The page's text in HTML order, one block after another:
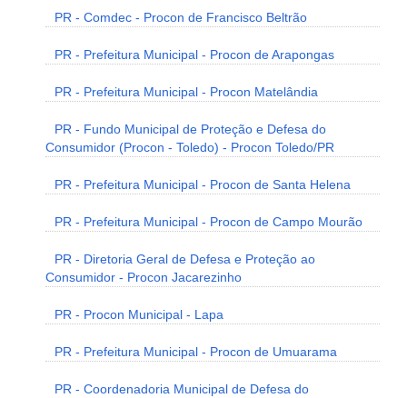
PR - Comdec - Procon de Francisco Beltrão
PR - Prefeitura Municipal - Procon de Arapongas
PR - Prefeitura Municipal - Procon Matelândia
PR - Fundo Municipal de Proteção e Defesa do
Consumidor (Procon - Toledo) - Procon Toledo/PR
PR - Prefeitura Municipal - Procon de Santa Helena
PR - Prefeitura Municipal - Procon de Campo Mourão
PR - Diretoria Geral de Defesa e Proteção ao
Consumidor - Procon Jacarezinho
PR - Procon Municipal - Lapa
PR - Prefeitura Municipal - Procon de Umuarama
PR - Coordenadoria Municipal de Defesa do